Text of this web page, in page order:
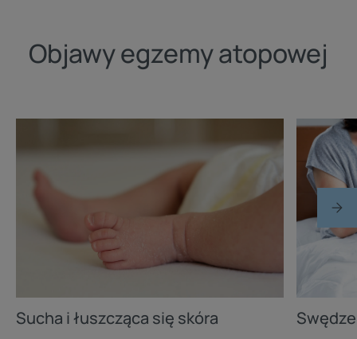
Objawy egzemy atopowej
Sucha i łuszcząca się skóra